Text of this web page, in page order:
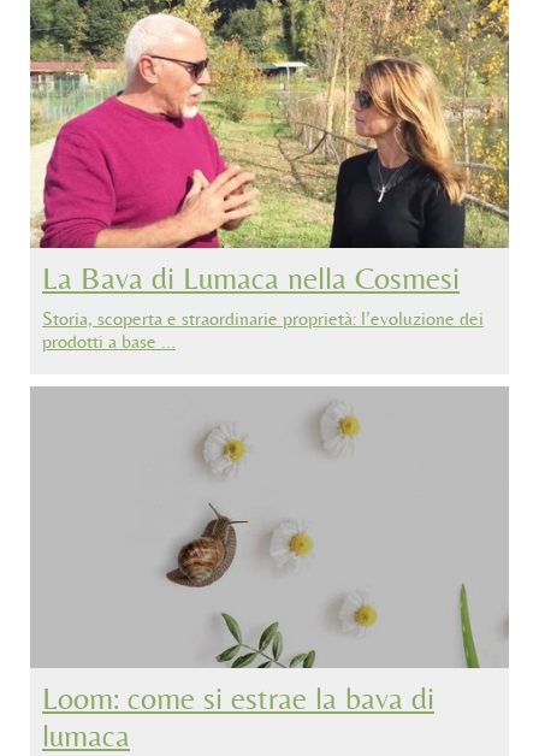
La Bava di Lumaca nella Cosmesi
Storia, scoperta e straordinarie proprietà: l’evoluzione dei
prodotti a base …
Loom: come si estrae la bava di
lumaca